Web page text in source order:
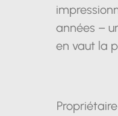
années –
en vaut la